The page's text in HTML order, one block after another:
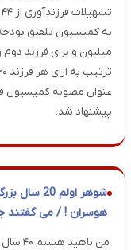
عنوان مصوبه کمیسیون
پیشنهاد شد.
هوسران ! / می گفتند
من